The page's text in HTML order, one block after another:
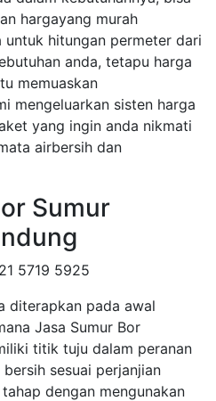
hargayang murah
untuk hitungan permeter dari
anda, tetapu harga
memuaskan
mengeluarkan sisten harga
yang ingin anda nikmati
airbersih dan
Sumur
5719 5925
diterapkan pada awal
Jasa Sumur Bor
titik tuju dalam peranan
sesuai perjanjian
dengan mengunakan